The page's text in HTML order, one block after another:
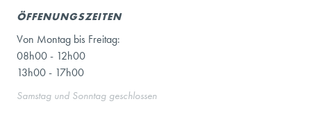
ÖFFENUNGSZEITEN
Von Montag bis Freitag:
08h00 - 12h00
13h00 - 17h00
Samstag und Sonntag geschlossen